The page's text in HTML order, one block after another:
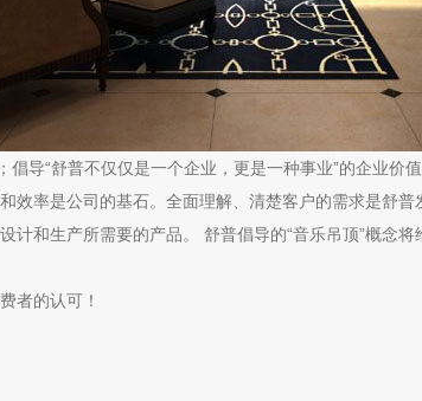
倡导“舒普不仅仅是一个企业，更是一种事业”的企业
效率是公司的基石。全面理解、清楚客户的需求是舒
计和生产所需要的产品。 舒普倡导的“音乐吊顶”概念将
者的认可！